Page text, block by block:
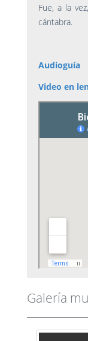
Fue, a la
cántabra.
Audioguía
Video en
Galería